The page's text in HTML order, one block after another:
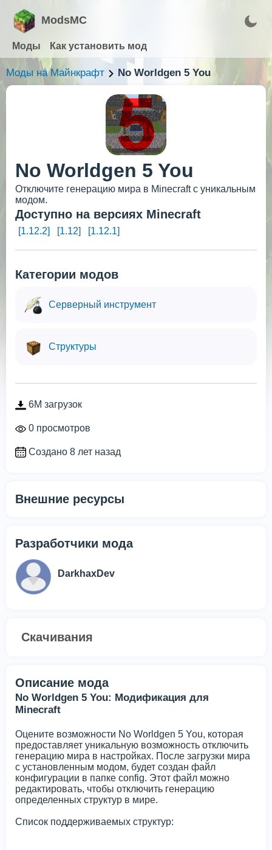
ModsMC
Моды Как установить мод
Моды на Майнкрафт No Worldgen 5 You
No Worldgen 5 You
Отключите генерацию мира в Minecraft с уникальным
модом.
Доступно на версиях Minecraft
[1.12.2] [1.12] [1.12.1]
Категории модов
Серверный инструмент
Структуры
6M загрузок
0 просмотров
Создано 8 лет назад
Внешние ресурсы
Разработчики мода
DarkhaxDev
Скачивания
Описание мода
No Worldgen 5 You: Модификация для
Minecraft
Оцените возможности No Worldgen 5 You, которая
предоставляет уникальную возможность отключить
генерацию мира в настройках. После загрузки мира
с установленным модом, будет создан файл
конфигурации в папке config. Этот файл можно
редактировать, чтобы отключить генерацию
определенных структур в мире.
Список поддерживаемых структур: